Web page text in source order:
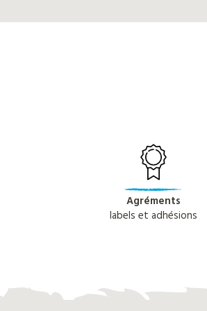
Agréments
labels et adhésions